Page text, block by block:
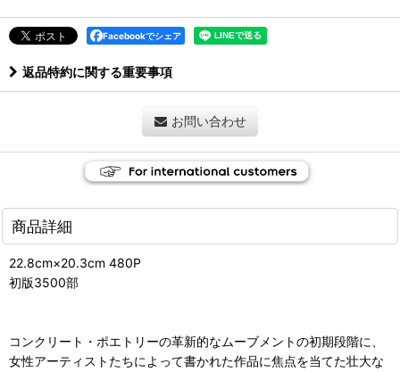
Facebookでシェア
返品特約に関する重要事項
お問い合わせ
商品詳細
22.8cm×20.3cm 480P
初版3500部
コンクリート・ポエトリーの革新的なムーブメントの初期段階に、
女性アーティストたちによって書かれた作品に焦点を当てた壮大な